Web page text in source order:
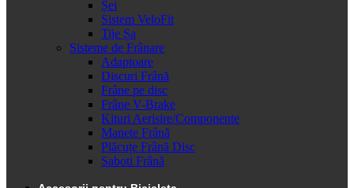
Șei
Sistem VeloFit
Tije Șa
Sisteme de Frânare
Adaptoare
Discuri Frână
Frâne pe disc
Frâne V-Brake
Kituri Aerisire/Componente
Manete Frână
Plăcuțe Frână Disc
Saboti Frână